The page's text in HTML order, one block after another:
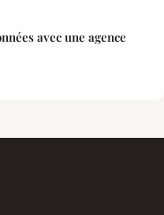
avec une agence